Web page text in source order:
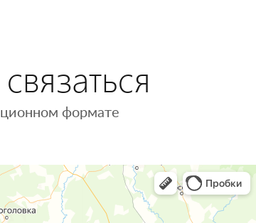
формате